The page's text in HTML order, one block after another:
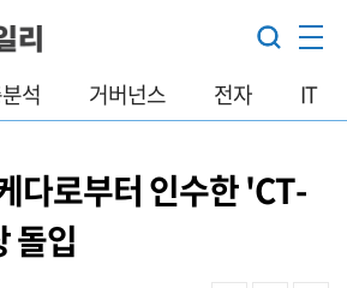
석 거버넌스 전자 IT
다로부터 인수한 'CT-
돌입